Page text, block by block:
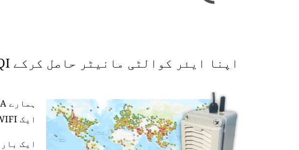
اپنا ایئر کوالٹی مانیٹر حاصل کرکے WAQI ڈیٹا پلیٹ فارم کو سپورٹ کریں۔
ایک WIFI ایکسیس پوائنٹ اور USB کے موافق پاور سپلائی کی ضرورت ہے۔
ایک